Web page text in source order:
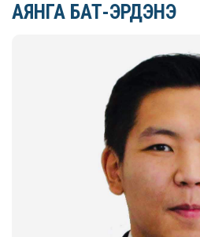
АЯНГА БАТ-ЭРДЭНЭ